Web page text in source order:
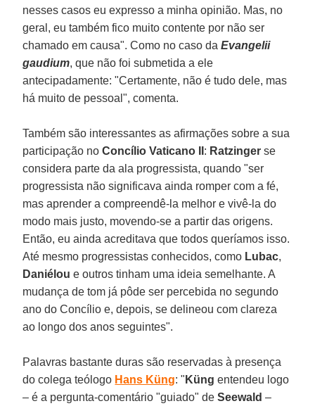
nesses casos eu expresso a minha opinião. Mas, no
geral, eu também fico muito contente por não ser
chamado em causa". Como no caso daEvangelii
gaudium, que não foi submetida a ele
antecipadamente: "Certamente, não é tudo dele, mas
há muito de pessoal", comenta.
Também são interessantes as afirmações sobre a sua
participação noConcílio Vaticano II : Ratzinger se
considera parte da ala progressista, quando "ser
progressista não significava ainda romper com a fé,
mas aprender a compreendê-la melhor e vivê-la do
modo mais justo, movendo-se a partir das origens.
Então, eu ainda acreditava que todos queríamos isso.
Até mesmo progressistas conhecidos, como Lubac,
Daniélou e outros tinham uma ideia semelhante. A
mudança de tom já pôde ser percebida no segundo
ano do Concílio e, depois, se delineou com clareza
ao longo dos anos seguintes".
Palavras bastante duras são reservadas à presença
do colega teólogo Hans Küng: " Küng entendeu logo
– é a pergunta-comentário "guiado" deSeewald –